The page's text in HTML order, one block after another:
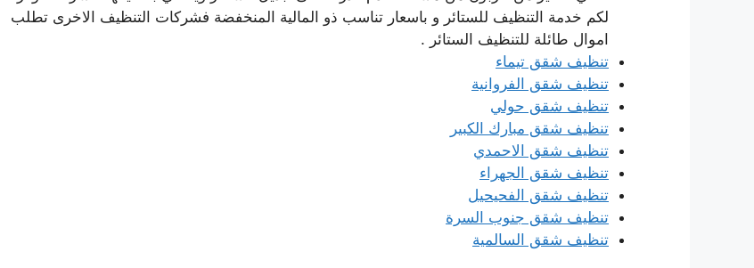
لكم خدمة التنظيف للستائر و باسعار تناسب ذو المالية المنخفضة فشركات التنظيف الاخرى تطلب
اموال طائلة للتنظيف الستائر .
تنظيف شقق تيماء
تنظيف شقق الفروانية
تنظيف شقق حولي
تنظيف شقق مبارك الكبير
تنظيف شقق الاحمدي
تنظيف شقق الجهراء
تنظيف شقق الفحيحيل
تنظيف شقق جنوب السرة
تنظيف شقق السالمية